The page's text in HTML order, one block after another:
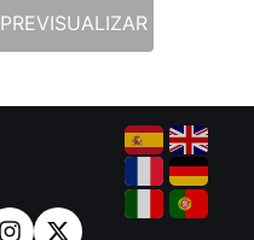
PREVISUALIZAR